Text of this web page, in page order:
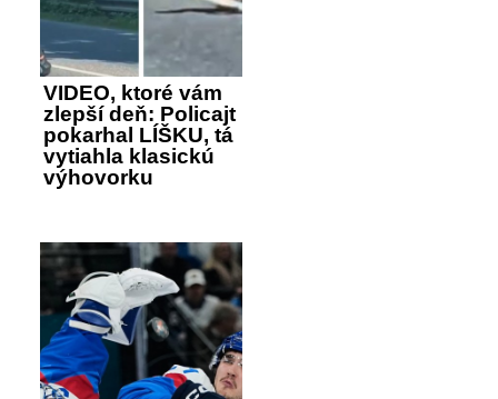
VIDEO, ktoré vám
zlepší deň: Policajt
pokarhal LÍŠKU, tá
vytiahla klasickú
výhovorku